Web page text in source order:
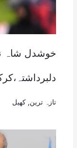
خوشدل شاہ
تازہ ترین کھیل